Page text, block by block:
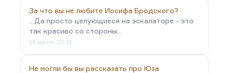
За что вы не любите Иосифа Бродского?
...Да просто целующиеся на эскалаторе - это
так красиво со стороны...
16 июля, 20:11
Не могли бы вы рассказать про Юза